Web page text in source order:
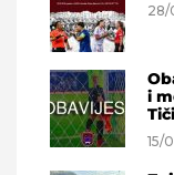
28/
i
15/